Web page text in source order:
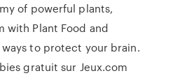
of powerful plants,
with Plant Food and
to protect your brain.
gratuit sur Jeux.com